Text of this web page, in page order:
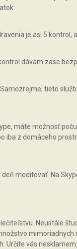
je asi 5
dávam zase
tieto
máte možnosť
iba z domáceho
meditovať. Na
Neustále
mimoriadnych
Určite vás nesklamem.